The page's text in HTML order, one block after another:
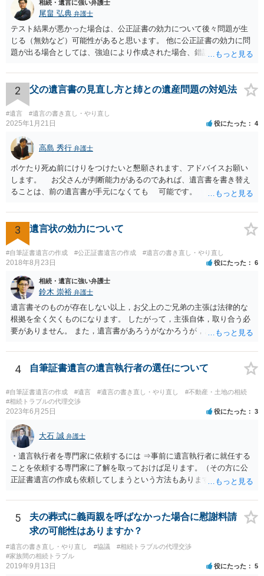
相続・遺言に強い弁護士
尾畠 弘典 弁護士
テスト結果が悪かった場合は、公正証書の効力について後々問題が生
じる（無効など）可能性があると思います。 他に公正証書の効力に問
題が出る場合としては、強迫により作成された場合、錯誤（勘違い）
すが、弁護士に作成を依頼する場合は、１０～数十万円程度になるケ
ースが多いと思います。 報酬体系は、弁護士ごとに異なりますので一
律の基準はありません。
2 父の遺言書の見直し方と姉との遺産問題の対処法
#遺言 #遺言の書き直し・やり直し
2025年1月21日 役にたった 4
高島 秀行 弁護士
ボケたり死ぬ前にけりをつけたいと懇願されます、アドバイスお願い
します。 お父さんが判断能力があるのであれば、遺言書を書き替え
ることは、前の遺言書が手元になくても 可能です。 将来遺言の効
してもらって 診断書を取得して、公証役場へ行って公正証書遺言を
作成するのがよいと思います。 将来争われることが見込まれること
から、弁護士に依頼して手続きを進めた方がよいと思います。
3 遺言状の効力について
#自筆証書遺言の作成 #公正証書遺言の作成 #遺言の書き直し・やり直し
2018年8月23日 役にたった 6
相続・遺言に強い弁護士
鈴木 崇裕 弁護士
遺言書そのものが存在しない以上，お父上のご兄弟の主張は法律的な
根拠を全く欠くものになります。 したがって，主張自体，取り合う必
要がありません。 また，遺言書があろうがなかろうが，お父上のご兄
ご回答にもありますが， 代理人弁護士をたてて，その弁護士から相手
方に対して， ・相続に関する主張は法的根拠がなく，一切応じないこ
と ・今後一切の連絡をしてこないでほしいこと ・連絡を継続してくる
ようであれば警察への通報や法的措置も辞さないこと などを記載した
書面を発送してもらうことがよろしいように思います。
4 自筆証書遺言の遺言執行者の選任について
#自筆証書遺言の作成 #遺言 #遺言の書き直し・やり直し
#不動産・土地の相続
#相続トラブルの代理交渉
2023年6月25日 役にたった 3
大石 誠 弁護士
・遺言執行者を専門家に依頼するには ⇒事前に遺言執行者に就任する
ことを依頼する専門家に了解を取っておけば足ります。（その方に公
正証書遺言の作成も依頼してしまうという方法もあります） 事前に了
ません。 遺言執行者に就任し、遺言執行が完了したときの報酬だけ、
弁護士費用としてかかります。 ・亡くなった際に、法務局に預けた自
筆証書遺言の存在を親族がなかったものにされる可能性 ⇒自筆の遺言
書を法務局に保管した場合、死亡後、法務局に遺言書の有無を照会す
ることになりますので、「法務局に預けた自筆証書遺言の存在を親族
がなかったもの」にすることはできません。 存在をなかったものにす
5
夫の葬式に義両親を呼ばなかった場合に慰謝料請
求の可能性はありますか？
#遺言の書き直し・やり直し #協議
#相続トラブルの代理交渉
#家族間の相続トラブル
2019年9月13日 役にたった 5